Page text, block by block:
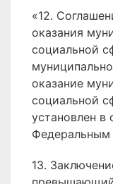
«12.
оказания
социальной
оказание
социальной
установлен в
13.